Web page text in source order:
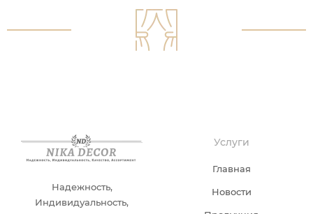
Надежность,
Индивидуальность,
Услуги
Главная
Новости